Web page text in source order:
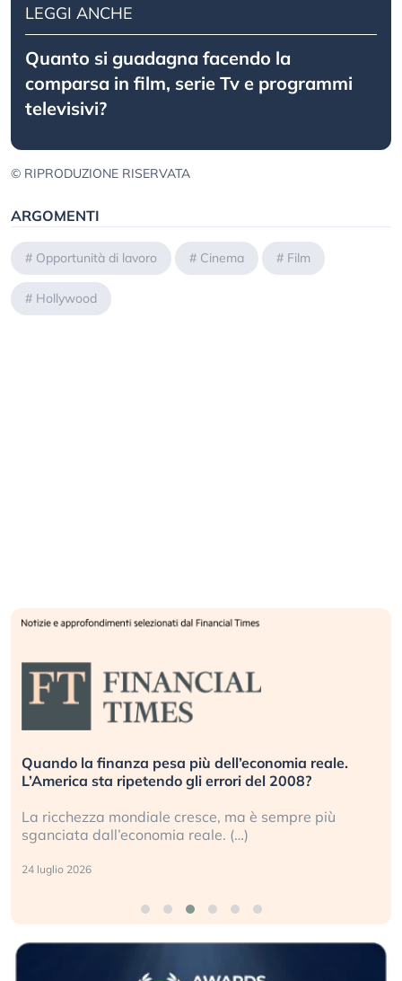
LEGGI ANCHE
Quanto si guadagna facendo la
comparsa in film, serie Tv e programmi
televisivi?
© RIPRODUZIONE RISERVATA
ARGOMENTI
# Opportunità di lavoro # Cinema # Film
# Hollywood
Quando la finanza pesa più dell’economia reale.
L’America sta ripetendo gli errori del 2008?
La ricchezza mondiale cresce, ma è sempre più
sganciata dall’economia reale. (…)
24 luglio 2026